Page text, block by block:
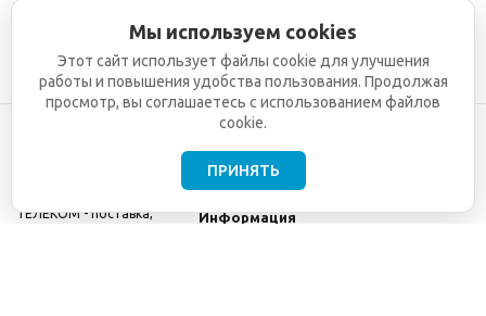
ТЕЛЕКОМ - поставка,
Информация
Мы используем cookies
Этот сайт использует файлы cookie для улучшения
работы и повышения удобства пользования. Продолжая
просмотр, вы соглашаетесь с использованием файлов
cookie.
ПРИНЯТЬ